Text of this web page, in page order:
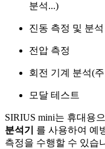
분석...)
진동 측정 및 분석
전압 측정
회전 기계 분석(
모달 테스트
SIRIUS mini는 휴대용
분석기
를 사용하여 예
측정을 수행할 수 있습